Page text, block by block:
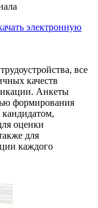
электронную
все
качеств
Анкеты
формирования
кандидатом,
оценки
для
каждого